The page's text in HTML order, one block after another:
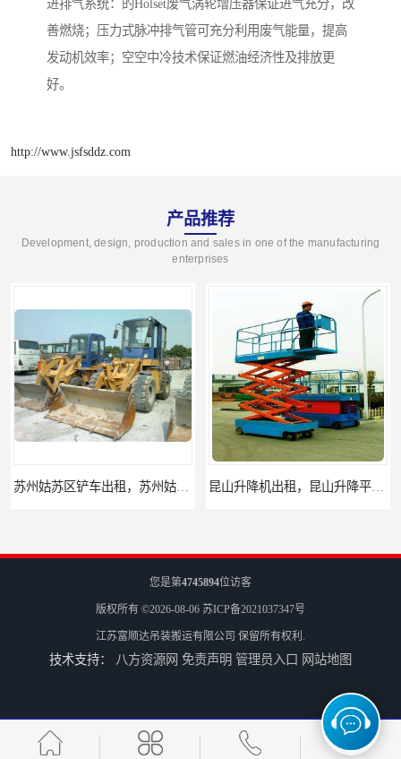
进排气系统：的Holset废气涡轮增压器保证进气充分，改
善燃烧；压力式脉冲排气管可充分利用废气能量，提高
发动机效率；空空中冷技术保证燃油经济性及排放更
好。
http://www.jsfsddz.com
产品推荐
Development, design, production and sales in one of the manufacturing
enterprises
苏州古城区叉车出租
您是第4745894位访客
版权所有 ©2026-08-06 苏ICP备2021037347号
江苏富顺达吊装搬运有限公司 保留所有权利.
技术支持： 八方资源网 免责声明 管理员入口 网站地图